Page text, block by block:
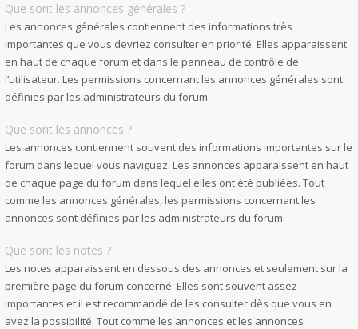
Que sont les annonces générales ?
Les annonces générales contiennent des informations très
importantes que vous devriez consulter en priorité. Elles apparaissent
en haut de chaque forum et dans le panneau de contrôle de
l’utilisateur. Les permissions concernant les annonces générales sont
définies par les administrateurs du forum.
Que sont les annonces ?
Les annonces contiennent souvent des informations importantes sur le
forum dans lequel vous naviguez. Les annonces apparaissent en haut
de chaque page du forum dans lequel elles ont été publiées. Tout
comme les annonces générales, les permissions concernant les
annonces sont définies par les administrateurs du forum.
Que sont les notes ?
Les notes apparaissent en dessous des annonces et seulement sur la
première page du forum concerné. Elles sont souvent assez
importantes et il est recommandé de les consulter dès que vous en
avez la possibilité. Tout comme les annonces et les annonces